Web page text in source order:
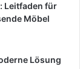
Leitfaden für
Möbel
Lösung